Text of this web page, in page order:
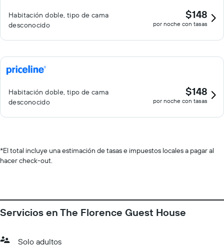
Habitación doble, tipo de cama
desconocido
$148
por noche con tasas
Habitación doble, tipo de cama
desconocido
$148
por noche con tasas
*El total incluye una estimación de tasas e impuestos locales a pagar al
hacer check-out.
Servicios en The Florence Guest House
Solo adultos